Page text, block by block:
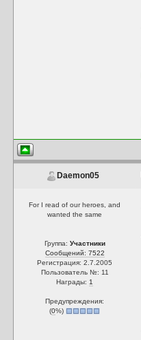
Daemon05
For I read of our heroes, and
wanted the same
Группа: Участники
Сообщений: 7522
Регистрация: 2.7.2005
Пользователь №: 11
Награды: 1
Предупреждения:
(0%)